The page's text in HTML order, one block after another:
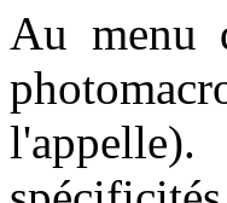
Au menu